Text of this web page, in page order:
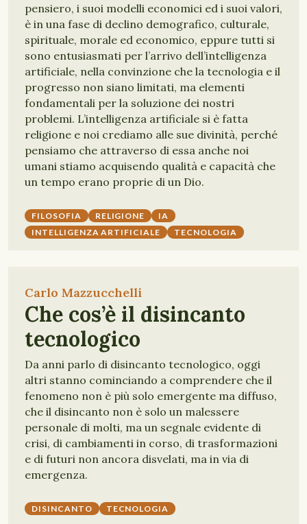
pensiero, i suoi modelli economici ed i suoi valori,
è in una fase di declino demografico, culturale,
spirituale, morale ed economico, eppure tutti si
sono entusiasmati per l’arrivo dell’intelligenza
artificiale, nella convinzione che la tecnologia e il
progresso non siano limitati, ma elementi
fondamentali per la soluzione dei nostri
problemi. L’intelligenza artificiale si è fatta
religione e noi crediamo alle sue divinità, perché
pensiamo che attraverso di essa anche noi
umani stiamo acquisendo qualità e capacità che
un tempo erano proprie di un Dio.
FILOSOFIA RELIGIONE
IA
INTELLIGENZA ARTIFICIALE
TECNOLOGIA
Carlo Mazzucchelli
Che cos’è il disincanto
tecnologico
Da anni parlo di disincanto tecnologico, oggi
altri stanno cominciando a comprendere che il
fenomeno non è più solo emergente ma diffuso,
che il disincanto non è solo un malessere
personale di molti, ma un segnale evidente di
crisi, di cambiamenti in corso, di trasformazioni
e di futuri non ancora disvelati, ma in via di
emergenza.
DISINCANTO TECNOLOGIA